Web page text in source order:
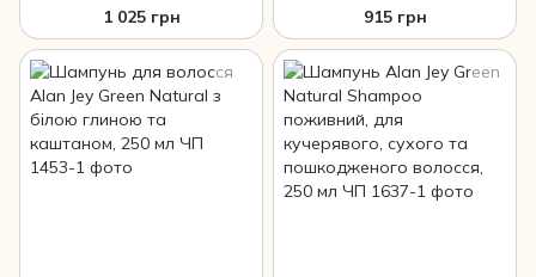
зеленою глиною,
біосіркою та маслом
1 025 грн
зеленою глиною та
рисовими висівками, 250
915 грн